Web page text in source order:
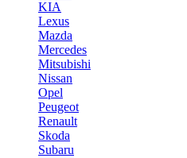
KIA
Lexus
Mazda
Mercedes
Mitsubishi
Nissan
Opel
Peugeot
Renault
Skoda
Subaru